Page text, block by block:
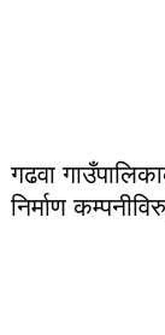
गढवा
निर्माण